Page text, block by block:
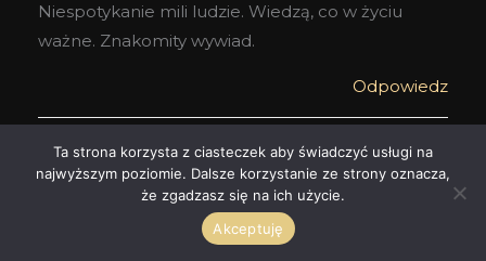
Niespotykanie mili ludzie. Wiedzą, co w życiu
ważne. Znakomity wywiad.
Odpowiedz
KLAUDIA HEINTZE
2015-11-03 PRZY 19:14
Dziękuję. Ja jestem nimi zauroczona. No…
Ta strona korzysta z ciasteczek aby świadczyć usługi na
najwyższym poziomie. Dalsze korzystanie ze strony oznacza,
że zgadzasz się na ich użycie.
Akceptuję